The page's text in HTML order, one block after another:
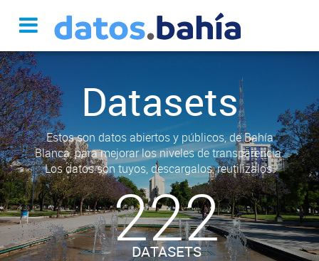
Datasets
Estos son datos abiertos y públicos, de Bahía
Blanca, para mejorar los niveles de transparencia.
Los datos son tuyos, descargalos, reutilizalos.
222
DATASETS